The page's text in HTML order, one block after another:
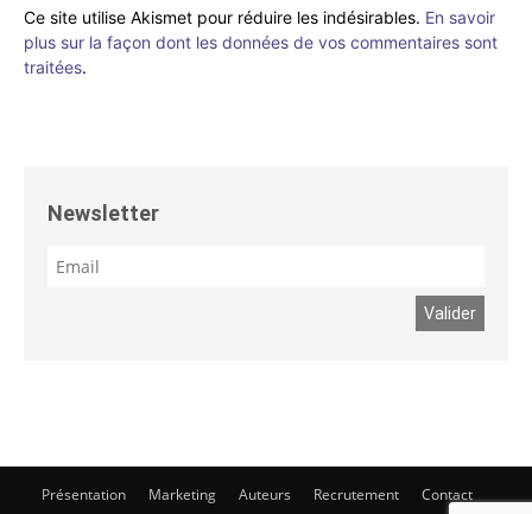
Ce site utilise Akismet pour réduire les indésirables. En savoir
plus sur la façon dont les données de vos commentaires sont
traitées.
Newsletter
Présentation Marketing Auteurs Recrutement
Contact